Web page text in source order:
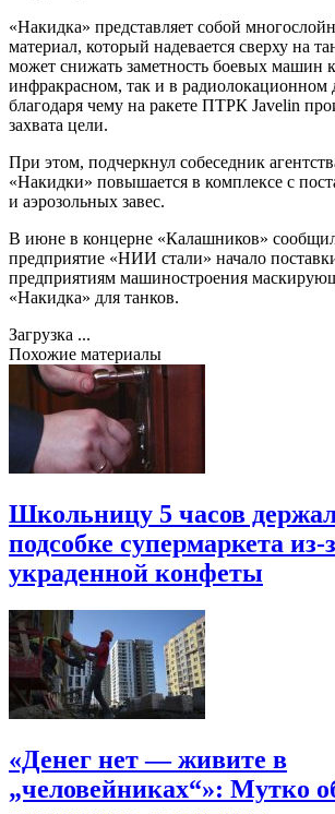
«Накидка» представляет собой
материал, который надевается сверху на
может снижать заметность боевых машин
инфракрасном, так и в радиолокационном
благодаря чему на ракете ПТРК Javelin
захвата цели.
При этом, подчеркнул собеседник
«Накидки» повышается в комплексе с
и аэрозольных завес.
В июне в концерне «Калашников»
предприятие «НИИ стали» начало
предприятиям машиностроения
«Накидка» для танков.
Загрузка ...
Похожие материалы
Школьницу 5 часов
подсобке супермаркета из-
украденной конфеты
«Денег нет — живите в
„человейниках“»: Мутко